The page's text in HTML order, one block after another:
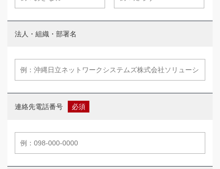
法人・組織・部署名
連絡先電話番号